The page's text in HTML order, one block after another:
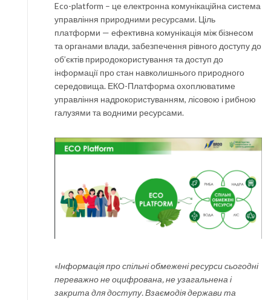
Eco-platform – це електронна комунікаційна система
управління природними ресурсами. Ціль
платформи — ефективна комунікація між бізнесом
та органами влади, забезпечення рівного доступу до
об’єктів природокористування та доступ до
інформації про стан навколишнього природного
середовища. ЕКО-Платформа охоплюватиме
управління надрокористуванням, лісовою і рибною
галузями та водними ресурсами.
«Інформація про спільні обмежені ресурси сьогодні
переважно не оцифрована, не узагальнена і
закрита для доступу. Взаємодія держави та